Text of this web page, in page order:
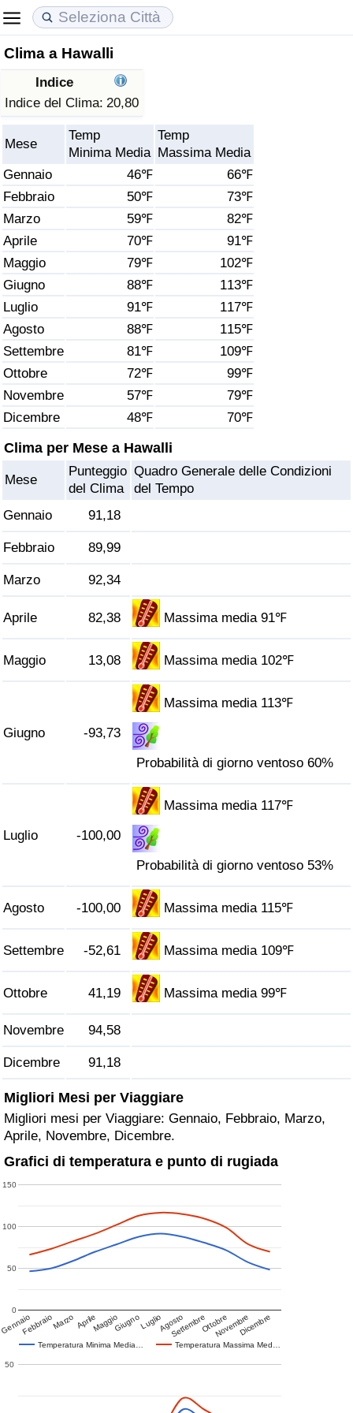
Clima a Hawalli
Indice
Indice del Clima: 20,80
Mese
Temp
Minima Media
Temp
Massima Media
Gennaio
46℉
66℉
Febbraio
50℉
73℉
Marzo
59℉
82℉
Aprile
70℉
91℉
Maggio
79℉
102℉
Giugno
88℉
113℉
Luglio
91℉
117℉
Agosto
88℉
115℉
Settembre
81℉
109℉
Ottobre
72℉
99℉
Novembre
57℉
79℉
Dicembre
48℉ 70℉
Clima per Mese a Hawalli
Mese
Punteggio
del Clima
Quadro Generale delle Condizioni
del Tempo
Gennaio
91,18
Febbraio 89,99
Marzo 92,34
Aprile 82,38 Massima media 91℉
Maggio 13,08 Massima media 102℉
Giugno -93,73
Massima media 113℉
Probabilità di giorno ventoso 60%
Luglio -100,00
Massima media 117℉
Probabilità di giorno ventoso 53%
Agosto -100,00 Massima media 115℉
Settembre -52,61 Massima media 109℉
Ottobre 41,19 Massima media 99℉
Novembre 94,58
Dicembre 91,18
Migliori Mesi per Viaggiare
Migliori mesi per Viaggiare: Gennaio, Febbraio, Marzo,
Aprile, Novembre, Dicembre.
Grafici di temperatura e punto di rugiada
Temperatura Minima Media… Temperatura Massima Med…
GennaioFebbraioMarzo AprileMaggioGiugnoLuglioAgosto
SettembreOttobreNovembreDicembre
0
50
100
150
50
Costo della vita
Indice Del Costo Della Vita (corrente)
Indice Del Costo Della Vita
Indice del Costo della Vita per Nazione
ad Aqaba
Prezzi degli immobili
Indice del Prezzo delle Case (Corrente)
Indice del Prezzo delle Case
Indice del Prezzo delle Case per Nazione
Qualità della Vita
Indice della Qualità della Vita
Indice della Qualità della Vita (Corrente)
Indice della qualità della vita per Paese
Criminalità
Indice del Tasso di Criminalità (Corrente)
Indice della Criminalità
Indice di criminalità per paese
Assistenza Sanitaria
Indice dell’Assistenza Sanitaria (Corrente)
Nazione
Indice dell’Inquinamento (Corrente)
Indice di inquinamento
Indice dell’Inquinamento per Nazione
Indice del traffico (Corrente)
Indice del traffico per Nazione